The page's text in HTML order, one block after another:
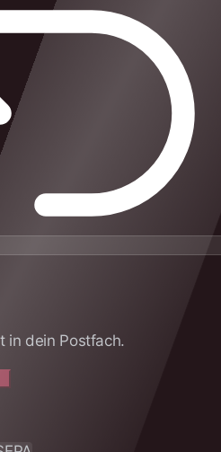
in dein Postfach.